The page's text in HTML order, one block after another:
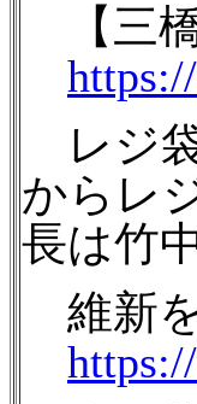
【三
レジ
からレ
長は竹
維新